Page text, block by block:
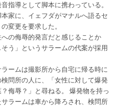
指導として脚本に携わっている。
家に、イェフダがマナルへ語るセ
変更を要求した。
の侮辱的発言だと感じることか
う」というサラームの代案が採用
ームは撮影所から自宅に帰る時に
問所の人に、「女性に対して爆発
侮辱？」と尋ねる。 爆発物を持っ
ラームは車から降ろされ、検問所